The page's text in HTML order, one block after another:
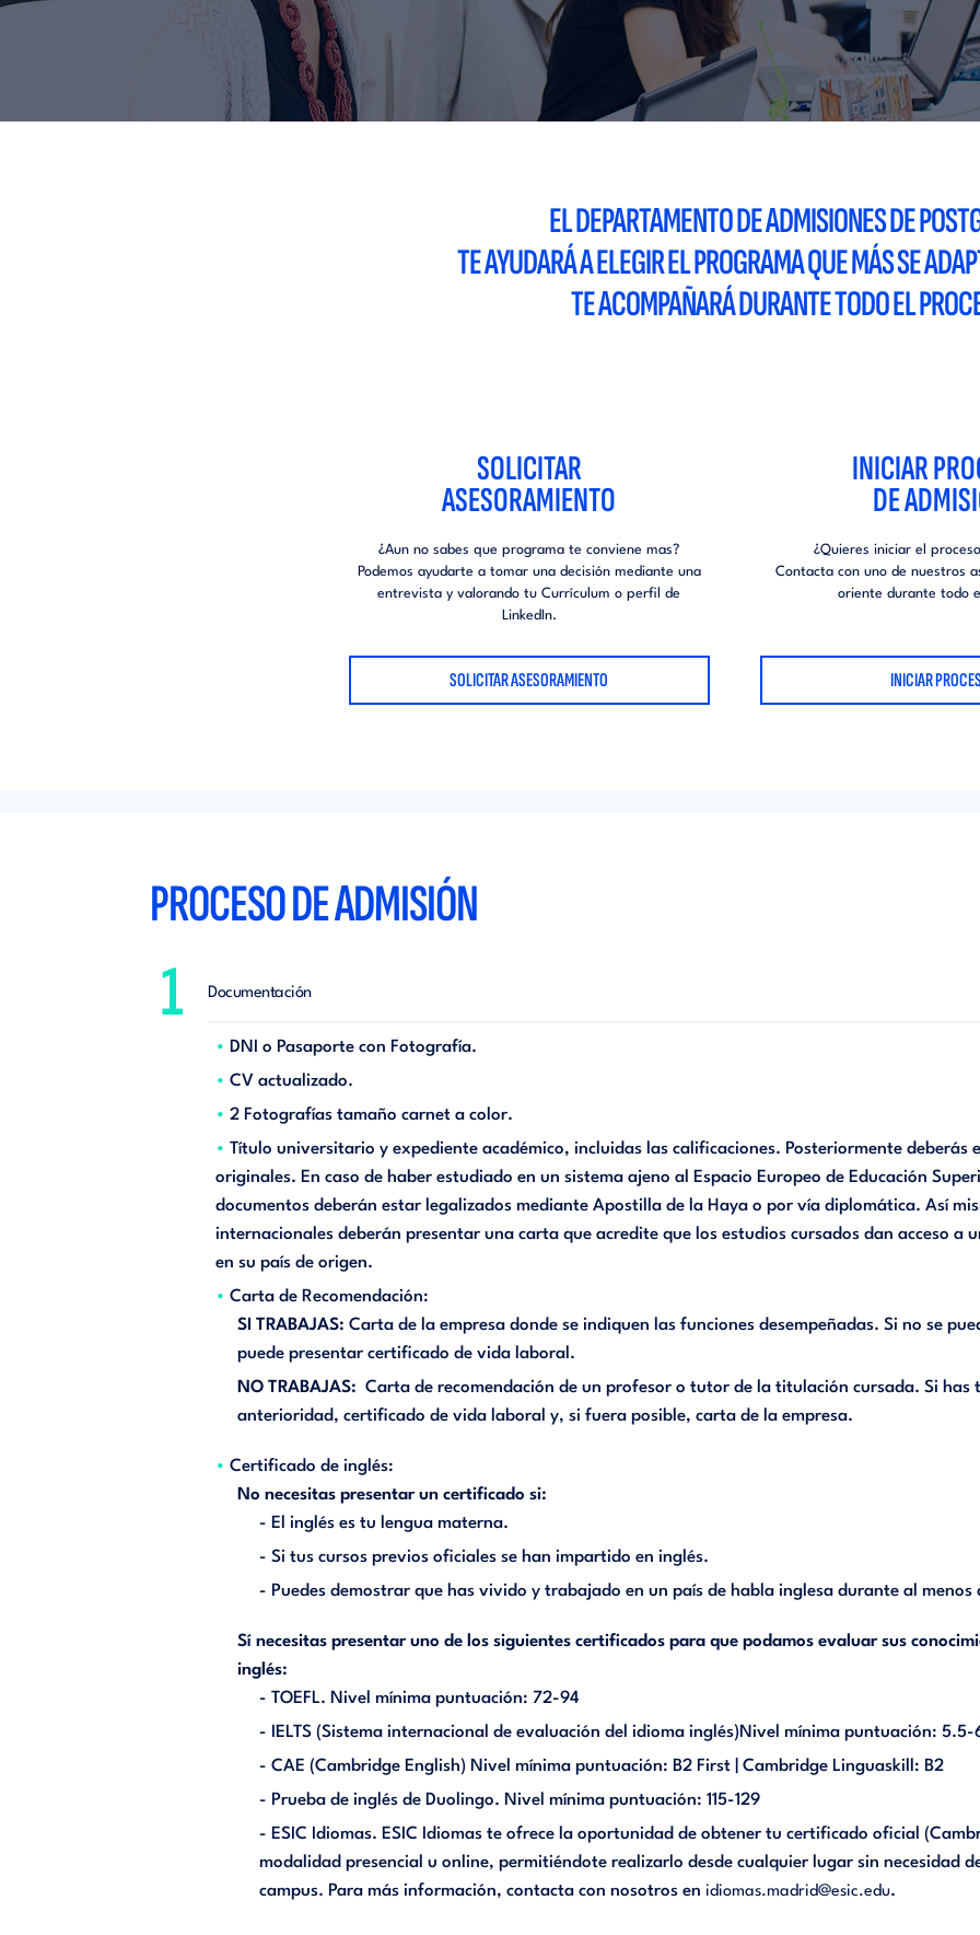
EL DEPARTAMENTO DE ADMISIONES DE
TE AYUDARÁ A ELEGIR EL PROGRAMA QUE MÁS SE
TE ACOMPAÑARÁ DURANTE TODO EL
SOLICITAR
ASESORAMIENTO
¿Aun no sabes que programa te conviene mas?
Podemos ayudarte a tomar una decisión mediante una
entrevista y valorando tu Currículum o perfil de
LinkedIn.
SOLICITAR ASESORAMIENTO
INICIAR
DE
¿Quieres iniciar el
Contacta con uno de nuestros
oriente durante todo
INICIAR
PROCESO DE ADMISIÓN
1 Documentación
DNI o Pasaporte con Fotografía.
CV actualizado.
2 Fotografías tamaño carnet a color.
Título universitario y expediente académico, incluidas las calificaciones. Posteriormente deberás
originales. En caso de haber estudiado en un sistema ajeno al Espacio Europeo de Educación
documentos deberán estar legalizados mediante Apostilla de la Haya o por vía diplomática. Así
internacionales deberán presentar una carta que acredite que los estudios cursados dan acceso a
en su país de origen.
Carta de Recomendación:
SI TRABAJAS: Carta de la empresa donde se indiquen las funciones desempeñadas. Si no se
puede presentar certificado de vida laboral.
NO TRABAJAS: Carta de recomendación de un profesor o tutor de la titulación cursada. Si has
anterioridad, certificado de vida laboral y, si fuera posible, carta de la empresa.
Certificado de inglés:
No necesitas presentar un certificado si:
- El inglés es tu lengua materna.
- Si tus cursos previos oficiales se han impartido en inglés.
- Puedes demostrar que has vivido y trabajado en un país de habla inglesa durante al menos
Sí necesitas presentar uno de los siguientes certificados para que podamos evaluar sus
inglés:
- TOEFL. Nivel mínima puntuación: 72-94
- IELTS (Sistema internacional de evaluación del idioma inglés)Nivel mínima puntuación: 5.5-
- CAE (Cambridge English) Nivel mínima puntuación: B2 First | Cambridge Linguaskill: B2
- Prueba de inglés de Duolingo. Nivel mínima puntuación: 115-129
- ESIC Idiomas. ESIC Idiomas te ofrece la oportunidad de obtener tu certificado oficial
modalidad presencial u online, permitiéndote realizarlo desde cualquier lugar sin necesidad
campus. Para más información, contacta con nosotros enidiomas.madrid@esic.edu.